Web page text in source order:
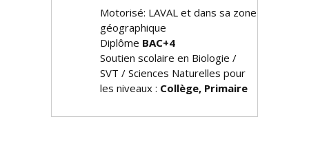
Motorisé: LAVAL et dans sa zone
géographique
Diplôme BAC+4
Soutien scolaire en Biologie /
SVT / Sciences Naturelles pour
les niveaux : Collège, Primaire